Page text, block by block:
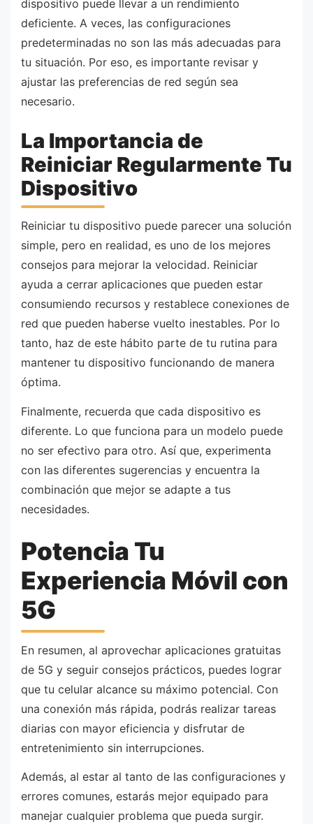
dispositivo puede llevar a un rendimiento
deficiente. A veces, las configuraciones
predeterminadas no son las más adecuadas para
tu situación. Por eso, es importante revisar y
ajustar las preferencias de red según sea
necesario.
La Importancia de
Reiniciar Regularmente Tu
Dispositivo
Reiniciar tu dispositivo puede parecer una solución
simple, pero en realidad, es uno de los mejores
consejos para mejorar la velocidad. Reiniciar
ayuda a cerrar aplicaciones que pueden estar
consumiendo recursos y restablece conexiones de
red que pueden haberse vuelto inestables. Por lo
tanto, haz de este hábito parte de tu rutina para
mantener tu dispositivo funcionando de manera
óptima.
Finalmente, recuerda que cada dispositivo es
diferente. Lo que funciona para un modelo puede
no ser efectivo para otro. Así que, experimenta
con las diferentes sugerencias y encuentra la
combinación que mejor se adapte a tus
necesidades.
Potencia Tu
Experiencia Móvil con
5G
En resumen, al aprovechar aplicaciones gratuitas
de 5G y seguir consejos prácticos, puedes lograr
que tu celular alcance su máximo potencial. Con
una conexión más rápida, podrás realizar tareas
diarias con mayor eficiencia y disfrutar de
entretenimiento sin interrupciones.
Además, al estar al tanto de las configuraciones y
errores comunes, estarás mejor equipado para
manejar cualquier problema que pueda surgir.